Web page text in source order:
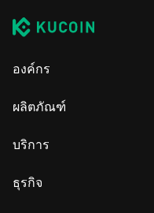
องค์กร
ผลิตภัณฑ์
บริการ
ธุรกิจ